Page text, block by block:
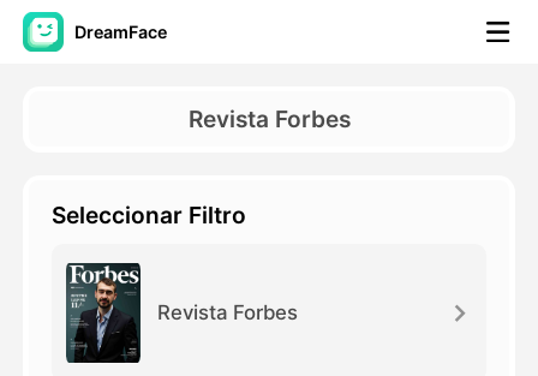
DreamFace
Herramientas de IA
Video de IA
Foto AI
Otras herramientas
Revista Forbes
Seleccionar Filtro
Revista Forbes